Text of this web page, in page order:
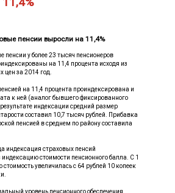
пенсии выросли на 11,4%
пенсии у более 23 тысяч пенсионеров
на 11,4 процента исходя из
цен за 2014 год.
на 11,4 процента проиндексирована и
к ней (аналог бывшего фиксированного
индексации средний размер
составил 10,7 тысяч рублей. Прибавка
пенсией в среднем по району составила
индексация страховых пенсий
индексацию стоимости пенсионного балла. С 1
стоимость увеличилась с 64 рублей 10 копеек
уровень пенсионного обеспечения